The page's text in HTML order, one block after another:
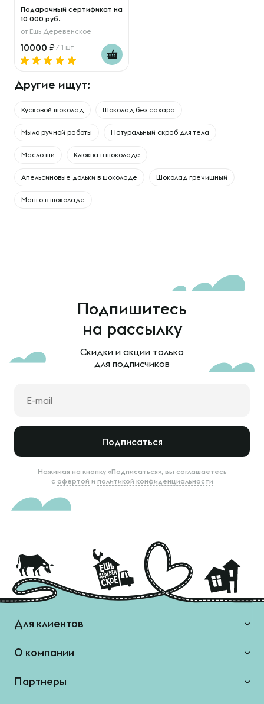
Подарочный сертификат на
10 000 руб.
от Ешь Деревенское
10000 / 1 шт
Другие ищут:
Кусковой шоколад Шоколад без сахара
Мыло ручной работы Натуральный скраб для тела
Масло ши Клюква в шоколаде
Апельсиновые дольки в шоколаде Шоколад гречишный
Манго в шоколаде
Подпишитесь
на рассылку
Скидки и акции только
для подписчиков
Подписаться
Нажимая на кнопку «Подписаться», вы соглашаетесь
с офертой и политикой конфиденциальности
Для клиентов
О компании
Партнеры